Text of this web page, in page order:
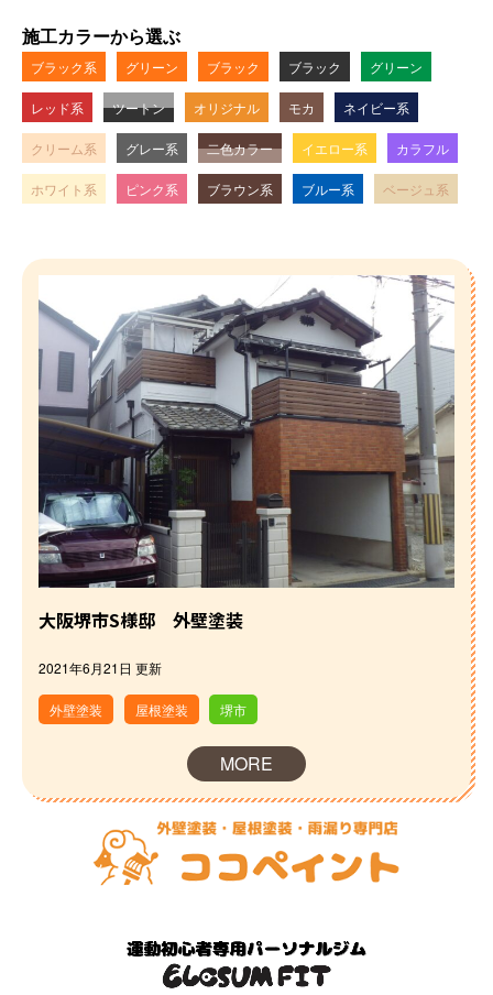
ホーム
初めての方へ
会社案内
選ばれる理由
施工事例
施工カラーから選ぶ
ブラック系 グリーン ブラック ブラック グリーン
レッド系 ツートン オリジナル モカ ネイビー系
クリーム系 グレー系 二色カラー イエロー系 カラフル
ホワイト系 ピンク系 ブラウン系 ブルー系 ベージュ系
大阪堺市S様邸 外壁塗装
2021年6月21日 更新
外壁塗装 屋根塗装 堺市
MORE